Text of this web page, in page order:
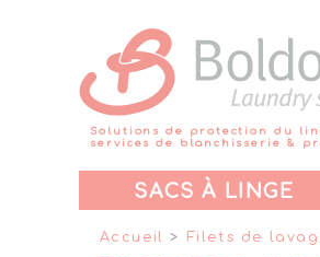
Solutions de protection du
services de blanchisserie &
SACS À LINGE
Accueil > Filets de